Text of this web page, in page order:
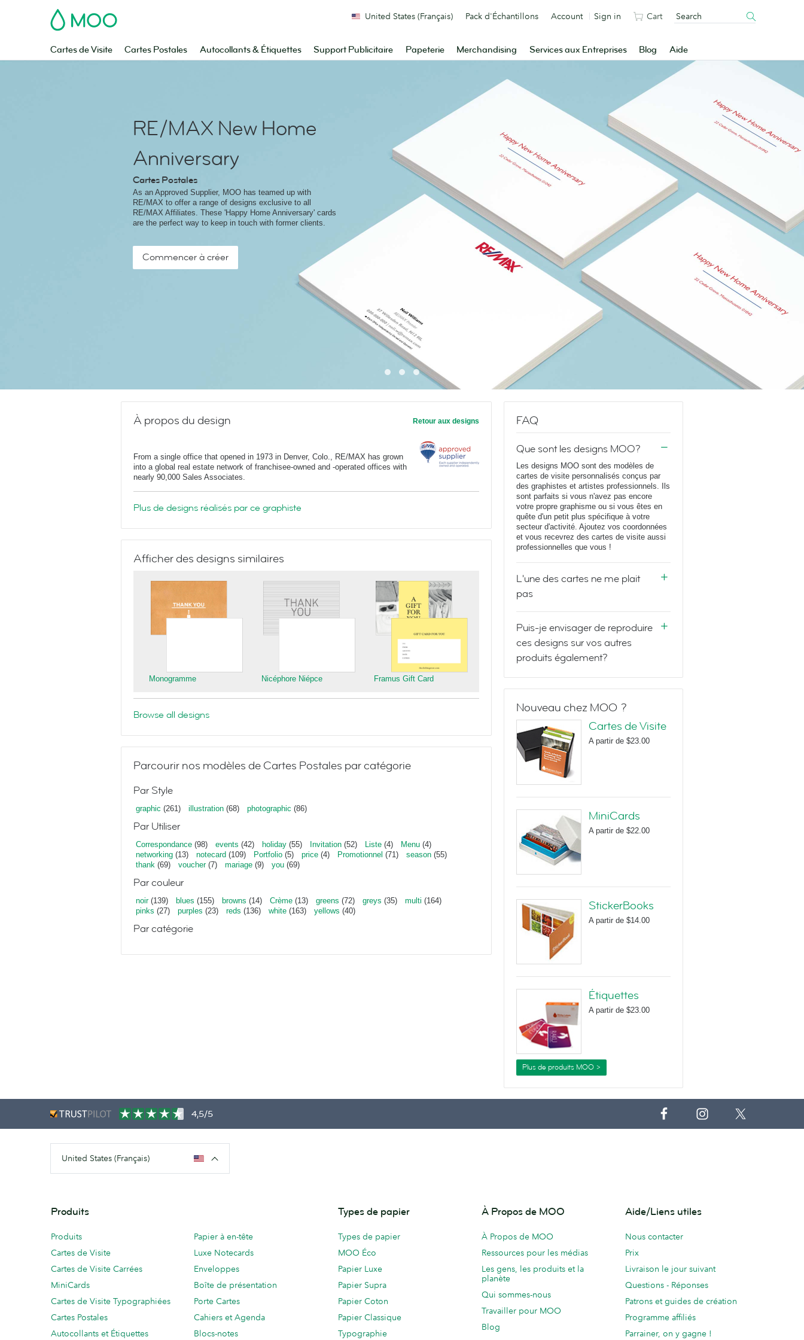
MOO
Cartes de Visite Cartes Postales Autocollants & Étiquettes Support Publicitaire Papeterie Merchandising Services aux Entreprises Blog Aide
United States (Français) Pack d'Échantillons Account Sign in Cart
RE/MAX New Home
Anniversary
Cartes Postales
As an Approved Supplier, MOO has teamed up with
RE/MAX to offer a range of designs exclusive to all
RE/MAX Affiliates. These 'Happy Home Anniversary' cards
are the perfect way to keep in touch with former clients.
Commencer à créer
À propos du design Retour aux designs
From a single office that opened in 1973 in Denver, Colo., RE/MAX has grown
into a global real estate network of franchisee-owned and -operated offices with
nearly 90,000 Sales Associates.
Plus de designs réalisés par ce graphiste
Afficher des designs similaires
Monogramme Nicéphore Niépce Framus Gift Card
Browse all designs
Parcourir nos modèles de Cartes Postales par catégorie
Par Style
graphic (261) illustration (68) photographic (86)
Par Utiliser
Correspondance (98) events (42) holiday (55) Invitation (52) Liste (4) Menu (4)
networking (13) notecard (109) Portfolio (5) price (4) Promotionnel (71) season (55)
thank (69) voucher(7) mariage (9) you (69)
Par couleur
noir(139) blues (155) browns (14) Crème (13) greens (72) greys (35) multi (164)
pinks (27) purples (23) reds (136) white (163) yellows (40)
Par catégorie
FAQ
Que sont les designs MOO?
Les designs MOO sont des modèles de
cartes de visite personnalisés conçus par
des graphistes et artistes professionnels. Ils
sont parfaits si vous n'avez pas encore
votre propre graphisme ou si vous êtes en
quête d'un petit plus spécifique à votre
secteur d'activité. Ajoutez vos coordonnées
et vous recevrez des cartes de visite aussi
professionnelles que vous !
L'une des cartes ne me plait
pas
Puis-je envisager de reproduire
ces designs sur vos autres
produits également?
Nouveau chez MOO ?
Cartes de Visite
A partir de $23.00
MiniCards
A partir de $22.00
StickerBooks
A partir de $14.00
Étiquettes
A partir de $23.00
Plus de produits MOO >
4,5/5
United States (Français)
Produits
Produits
Cartes de Visite
Cartes de Visite Carrées
MiniCards
Cartes de Visite Typographiées
Cartes Postales
Autocollants et Étiquettes
Papier à en-tête
Luxe Notecards
Enveloppes
Boîte de présentation
Porte Cartes
Cahiers et Agenda
Blocs-notes
Types de papier
Types de papier
MOO Éco
Papier Luxe
Papier Supra
Papier Coton
Papier Classique
Typographie
À Propos de MOO
À Propos de MOO
Ressources pour les médias
Les gens, les produits et la
planète
Qui sommes-nous
Travailler pour MOO
Blog
Aide/Liens utiles
Nous contacter
Prix
Livraison le jour suivant
Questions - Réponses
Patrons et guides de création
Programme affiliés
Parrainer, on y gagne !